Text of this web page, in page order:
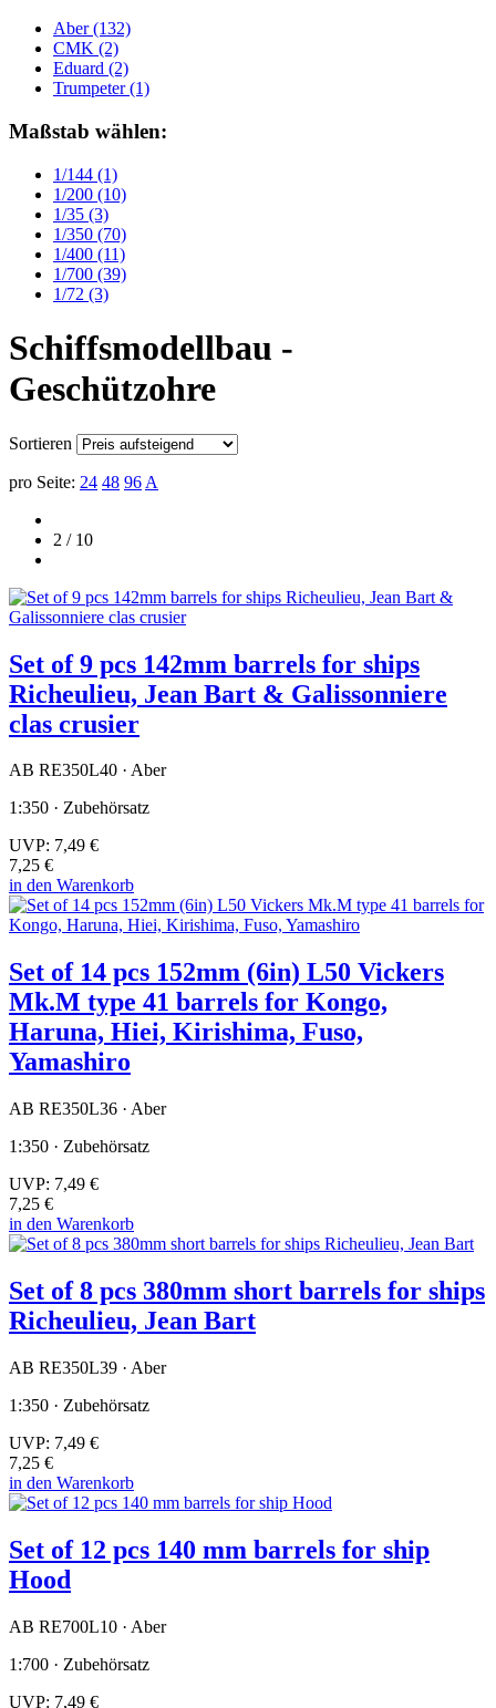
Aber(132)
CMK (2)
Eduard (2)
Trumpeter(1)
Maßstab wählen:
1/144 (1)
1/200 (10)
1/35 (3)
1/350 (70)
1/400 (11)
1/700 (39)
1/72 (3)
Schiffsmodellbau -
Geschützohre
Sortieren
pro Seite: 24 48 96 A
2 / 10
Set of 9 pcs 142mm barrels for ships
Richeulieu, Jean Bart & Galissonniere
clas crusier
AB RE350L40 · Aber
1:350 · Zubehörsatz
UVP: 7,49 €
7,25 €
in den Warenkorb
Set of 14 pcs 152mm (6in) L50 Vickers
Mk.M type 41 barrels for Kongo,
Haruna, Hiei, Kirishima, Fuso,
Yamashiro
AB RE350L36 · Aber
1:350 · Zubehörsatz
UVP: 7,49 €
7,25 €
in den Warenkorb
Set of 8 pcs 380mm short barrels for ships
Richeulieu, Jean Bart
AB RE350L39 · Aber
1:350 · Zubehörsatz
UVP: 7,49 €
7,25 €
in den Warenkorb
Set of 12 pcs 140 mm barrels for ship
Hood
AB RE700L10 · Aber
1:700 · Zubehörsatz
UVP: 7,49 €